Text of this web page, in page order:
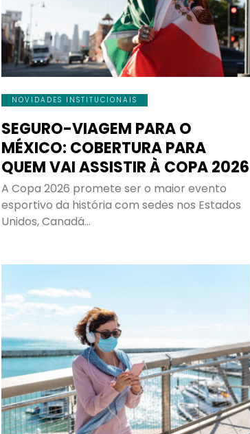
NOVIDADES INSTITUCIONAIS
SEGURO-VIAGEM PARA O
MÉXICO: COBERTURA PARA
QUEM VAI ASSISTIR À COPA 2026
A Copa 2026 promete ser o maior evento
esportivo da história com sedes nos Estados
Unidos, Canadá…